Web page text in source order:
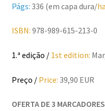
Shades of Sensuality
Págs: 336 (em capa dura/
ISBN: 978-989-615-213-0
1.ª edição / 1st edition:
Preço / Price: 39,90 EUR
OFERTA DE 3 MARCADORES